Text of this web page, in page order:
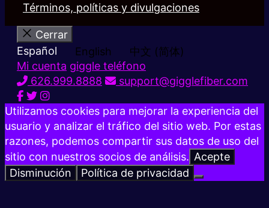
Términos, políticas y divulgaciones
Cerrar
Español
English
中文 (简体)
Mi cuenta giggle teléfono
626.999.8888
support@gigglefiber.com
Utilizamos cookies para mejorar la experiencia del
usuario y analizar el tráfico del sitio web. Por estas
razones, podemos compartir sus datos de uso del
sitio con nuestros socios de análisis. Acepte
Disminución
Política de privacidad